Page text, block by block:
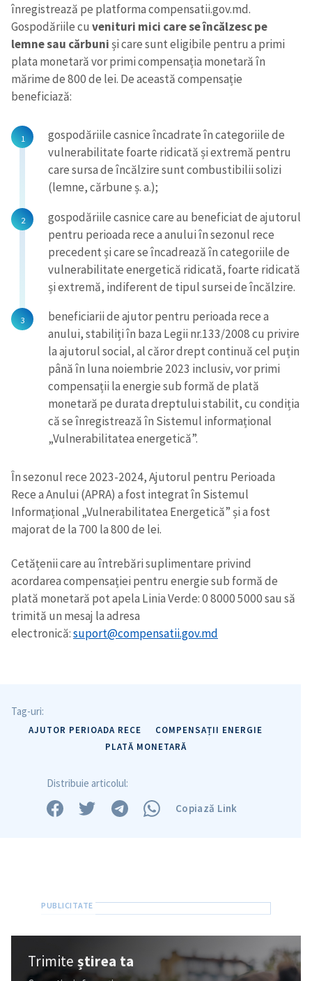
Trimite o informație
înregistrează pe platforma compensatii.gov.md.
Gospodăriile cu venituri mici care se încălzesc pe
lemne sau cărbuniși care sunt eligibile pentru a primi
plata monetară vor primi compensația monetară în
mărime de 800 de lei. De această compensație
beneficiază:
gospodăriile casnice încadrate în categoriile de
vulnerabilitate foarte ridicată și extremă pentru
care sursa de încălzire sunt combustibilii solizi
(lemne, cărbune ș. a.);
gospodăriile casnice care au beneficiat de ajutorul
pentru perioada rece a anului în sezonul rece
precedent și care se încadrează în categoriile de
vulnerabilitate energetică ridicată, foarte ridicată
și extremă, indiferent de tipul sursei de încălzire.
beneficiarii de ajutor pentru perioada rece a
anului, stabiliți în baza Legii nr.133/2008 cu privire
la ajutorul social, al căror drept continuă cel puțin
până în luna noiembrie 2023 inclusiv, vor primi
compensații la energie sub formă de plată
monetară pe durata dreptului stabilit, cu condiția
că se înregistrează în Sistemul informațional
„Vulnerabilitatea energetică”.
În sezonul rece 2023-2024, Ajutorul pentru Perioada
Rece a Anului (APRA) a fost integrat în Sistemul
Informațional „Vulnerabilitatea Energetică” și a fost
majorat de la 700 la 800 de lei.
Cetățenii care au întrebări suplimentare privind
acordarea compensației pentru energie sub formă de
plată monetară pot apela Linia Verde: 0 8000 5000 sau să
trimită un mesaj la adresa
electronică:suport@compensatii.gov.md
Tag-uri:
AJUTOR PERIOADA RECE
COMPENSAȚII ENERGIE
PLATĂ MONETARĂ
Distribuie articolul:
Copiază Link
Trimiteștirea ta